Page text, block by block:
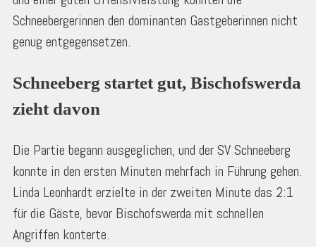
Schneebergerinnen den dominanten Gastgeberinnen nicht
genug entgegensetzen.
Schneeberg startet gut, Bischofswerda
zieht davon
Die Partie begann ausgeglichen, und der SV Schneeberg
konnte in den ersten Minuten mehrfach in Führung gehen.
Linda Leonhardt erzielte in der zweiten Minute das 2:1
für die Gäste, bevor Bischofswerda mit schnellen
Angriffen konterte.